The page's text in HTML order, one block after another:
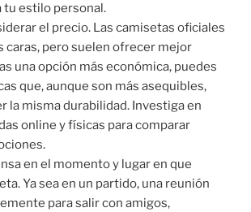
tu estilo personal.
el precio. Las camisetas oficiales
caras, pero suelen ofrecer mejor
una opción más económica, puedes
que, aunque son más asequibles,
la misma durabilidad. Investiga en
online y físicas para comparar
en el momento y lugar en que
Ya sea en un partido, una reunión
para salir con amigos,